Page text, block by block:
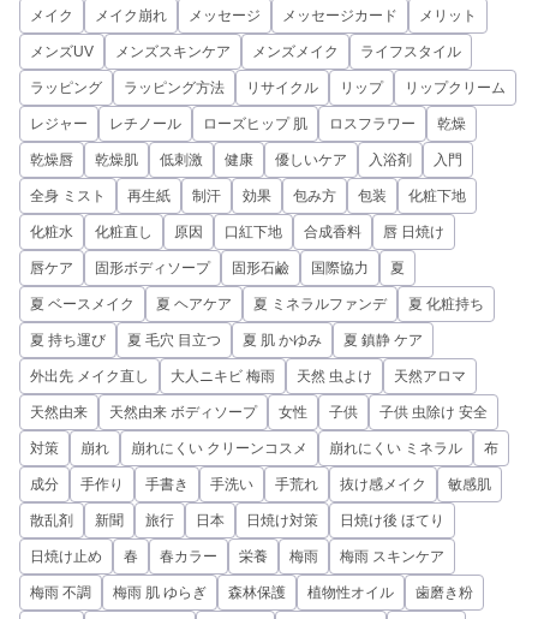
メイク メイク崩れ メッセージ メッセージカード メリット
メンズUV メンズスキンケア メンズメイク ライフスタイル
ラッピング ラッピング方法 リサイクル リップ リップクリーム
レジャー レチノール ローズヒップ 肌 ロスフラワー 乾燥
乾燥唇 乾燥肌 低刺激 健康 優しいケア 入浴剤 入門
全身 ミスト 再生紙 制汗 効果 包み方 包装 化粧下地
化粧水 化粧直し 原因 口紅下地 合成香料 唇 日焼け
唇ケア 固形ボディソープ 固形石鹼 国際協力 夏
夏 ベースメイク 夏 ヘアケア 夏 ミネラルファンデ 夏 化粧持ち
夏 持ち運び 夏 毛穴 目立つ 夏 肌 かゆみ 夏 鎮静 ケア
外出先 メイク直し 大人ニキビ 梅雨 天然 虫よけ 天然アロマ
天然由来 天然由来 ボディソープ 女性 子供 子供 虫除け 安全
対策 崩れ 崩れにくい クリーンコスメ 崩れにくい ミネラル 布
成分 手作り 手書き 手洗い 手荒れ 抜け感メイク 敏感肌
散乱剤 新聞 旅行 日本 日焼け対策 日焼け後 ほてり
日焼け止め 春 春カラー 栄養 梅雨 梅雨 スキンケア
梅雨 不調 梅雨 肌 ゆらぎ 森林保護 植物性オイル 歯磨き粉